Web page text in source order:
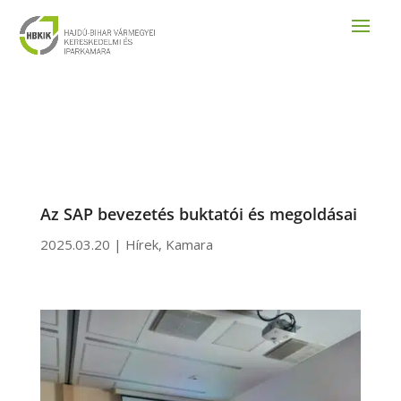
Az SAP bevezetés buktatói és megoldásai
2025.03.20 | Hírek, Kamara